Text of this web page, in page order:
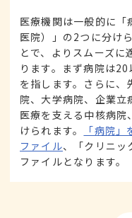
医療機関は一般的に「
医院）」の2つに分け
とで、よりスムーズに
ります。まず病院は
を指します。さらに、
院、大学病院、企業
医療を支える中核病
けられます。
「病院
ファイル、「クリニッ
ファイルとなります。